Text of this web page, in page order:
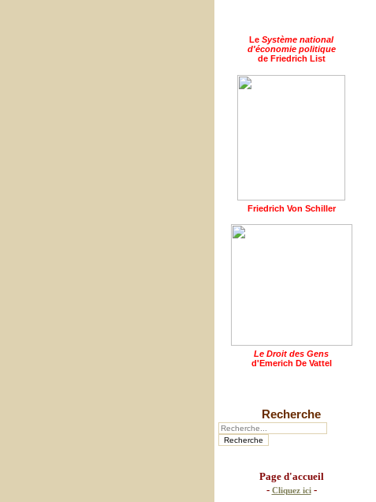
Le Système national
d'économie politique
de Friedrich List
Friedrich Von Schiller
Le Droit des Gens
d'Emerich De Vattel
Recherche
Page d'accueil
- Cliquez ici-